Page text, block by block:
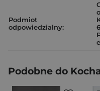
Podmiot
odpowiedzialny:
Podobne do